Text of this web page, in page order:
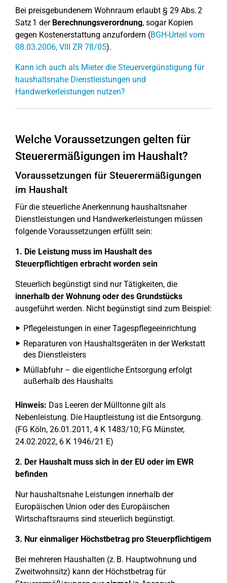
Bei preisgebundenem Wohnraum erlaubt § 29 Abs. 2
Satz 1 der Berechnungsverordnung, sogar Kopien
gegen Kostenerstattung anzufordern (BGH-Urteil vom
08.03.2006, VIII ZR 78/05).
Kann ich auch als Mieter die Steuervergünstigung für
haushaltsnahe Dienstleistungen und
Handwerkerleistungen nutzen?
Welche Voraussetzungen gelten für
Steuerermäßigungen im Haushalt?
Voraussetzungen für Steuerermäßigungen
im Haushalt
Für die steuerliche Anerkennung haushaltsnaher
Dienstleistungen und Handwerkerleistungen müssen
folgende Voraussetzungen erfüllt sein:
1. Die Leistung muss im Haushalt des
Steuerpflichtigen erbracht worden sein
Steuerlich begünstigt sind nur Tätigkeiten, die
innerhalb der Wohnung oder des Grundstücks
ausgeführt werden. Nicht begünstigt sind zum Beispiel:
Pflegeleistungen in einer Tagespflegeeinrichtung
Reparaturen von Haushaltsgeräten in der Werkstatt
des Dienstleisters
Müllabfuhr – die eigentliche Entsorgung erfolgt
außerhalb des Haushalts
Hinweis: Das Leeren der Mülltonne gilt als
Nebenleistung. Die Hauptleistung ist die Entsorgung.
(FG Köln, 26.01.2011, 4 K 1483/10; FG Münster,
24.02.2022, 6 K 1946/21 E)
2. Der Haushalt muss sich in der EU oder im EWR
befinden
Nur haushaltsnahe Leistungen innerhalb der
Europäischen Union oder des Europäischen
Wirtschaftsraums sind steuerlich begünstigt.
3. Nur einmaliger Höchstbetrag pro Steuerpflichtigem
Bei mehreren Haushalten (z. B. Hauptwohnung und
Zweitwohnsitz) kann der Höchstbetrag für